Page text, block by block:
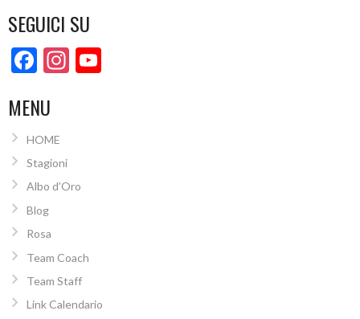
SEGUICI SU
Facebook
Instagram
MENU
HOME
Stagioni
Albo d’Oro
Blog
Rosa
Team Coach
Team Staff
Link Calendario